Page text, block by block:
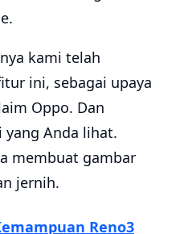
kami telah
ini, sebagai upaya
Oppo. Dan
yang Anda lihat.
membuat gambar
jernih.
Reno3